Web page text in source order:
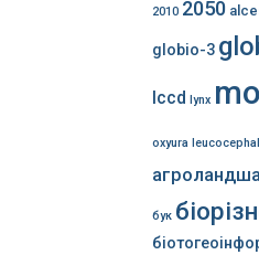
2010 2050
globio-3
lccd lynx
oxyura
бук